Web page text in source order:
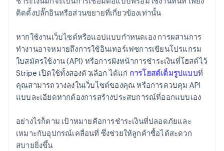
ติดตั้งปลั๊กอินหรือส่วนขยายที่เกี่ยวข้องเท่านั้น
หากใช้งานเว็บไซต์หรือแอปแบบกำหนดเอง การผสานการ
ทำงานอาจหมายถึงการใช้อินเทอร์เฟซการเขียนโปรแกรม
ใบสมัครใช้งาน (API) หรือการฝังหน้าการชำระเงินที่โฮสต์ไว้
Stripe เปิดใช้ทั้งสองตัวเลือก ได้แก่ การโฮสต์เต็มรูปแบบที่
คุณสามารถวางลงในเว็บไซต์ของคุณ หรือการควบคุม API
แบบละเอียดหากต้องการสร้างประสบการณ์ที่ออกแบบเอง
อย่างไรก็ตาม เป้าหมายคือการชำระเงินที่ปลอดภัยและ
เหมาะกับอุปกรณ์เคลื่อนที่ ซึ่งช่วยให้ลูกค้าซื้อได้สะดวก
สบายยิ่งขึ้น